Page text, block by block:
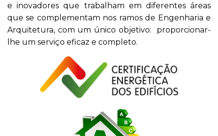
e inovadores que trabalham em diferentes áreas
que se complementam nos ramos de Engenharia e
Arquitetura, com um único objetivo: proporcionar-
lhe um serviço eficaz e completo.